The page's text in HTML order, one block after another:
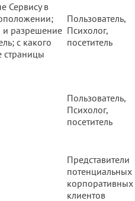
Сервису в
и разрешение
с какого
страницы
Пользователь,
Психолог,
посетитель
Пользователь,
Психолог,
посетитель
Представители
потенциальных
корпоративных
клиентов